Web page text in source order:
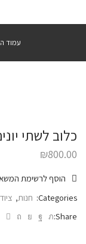
עמוד
כלוב לשתי יונים
₪800.00
הוסף לרשימת
Categories: חנות,
Share: